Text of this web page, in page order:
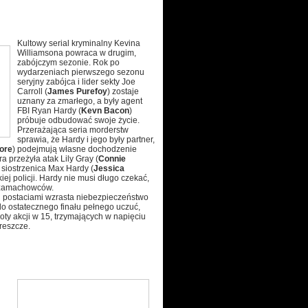
Kultowy serial kryminalny Kevina
Williamsona powraca w drugim,
zabójczym sezonie. Rok po
wydarzeniach pierwszego sezonu
seryjny zabójca i lider sekty Joe
Carroll (James Purefoy) zostaje
uznany za zmarłego, a były agent
FBI Ryan Hardy (Kevn Bacon)
próbuje odbudować swoje życie.
Przerażająca seria morderstw
sprawia, że Hardy i jego były partner,
) podejmują własne dochodzenie
przeżyła atak Lily Gray (Connie
Max Hardy (Jessica
policji. Hardy nie musi długo czekać,
wzrasta niebezpieczeństwo
ostatecznego finału pełnego uczuć,
akcji w 15, trzymających w napięciu